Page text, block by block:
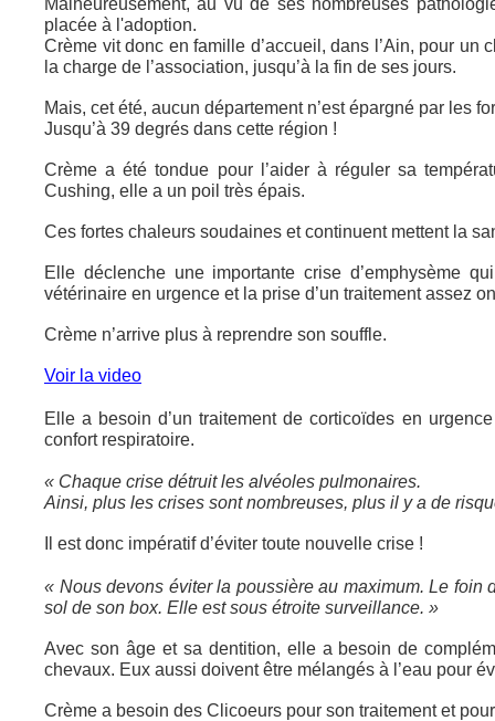
Malheureusement, au vu de ses nombreuses
placée à l'adoption.
Crème vit donc en famille d’accueil, dans l’Ain, pour un
la charge de l’association, jusqu’à la fin de ses jours.
Mais, cet été, aucun département n’est épargné par les
Jusqu’à 39 degrés dans cette région !
Crème a été tondue pour l’aider à réguler sa
Cushing, elle a un poil très épais.
Ces fortes chaleurs soudaines et continuent mettent la
Elle déclenche une importante crise d’emphysème
vétérinaire en urgence et la prise d’un traitement assez
Crème n’arrive plus à reprendre son souffle.
Voir la video
Elle a besoin d’un traitement de corticoïdes en
confort respiratoire.
« Chaque crise détruit les alvéoles pulmonaires.
Ainsi, plus les crises sont nombreuses, plus il y a de
Il est donc impératif d’éviter toute nouvelle crise !
« Nous devons éviter la poussière au maximum. Le foin
sol de son box. Elle est sous étroite surveillance. »
Avec son âge et sa dentition, elle a besoin de
chevaux. Eux aussi doivent être mélangés à l’eau pour
Crème a besoin des Clicoeurs pour son traitement et